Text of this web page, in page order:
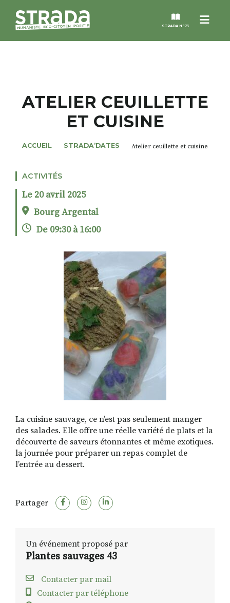
Menu
STRADA N°73
MAGAZINES
NOS THÈMES
ROSÉE DE MAI
RECHERCHER
S'ABONNER
S'INSCRIRE À LA NEWSLETTER
FACEBOOKINSTAGRAM
LINKEDIN
ATELIER CEUILLETTE
ET CUISINE
ACCUEIL STRADA’DATES Atelier ceuillette et cuisine
ACTIVITÉS
Le 20 avril 2025
Bourg Argental
De 09:30 à 16:00
La cuisine sauvage, ce n’est pas seulement manger
des salades. Elle offre une réelle variété de plats et la
découverte de saveurs étonnantes et même exotiques.
la journée pour préparer un repas complet de
l’entrée au dessert.
Partager
Un événement proposé par
Plantes sauvages 43
Contacter par mail
Contacter par téléphone